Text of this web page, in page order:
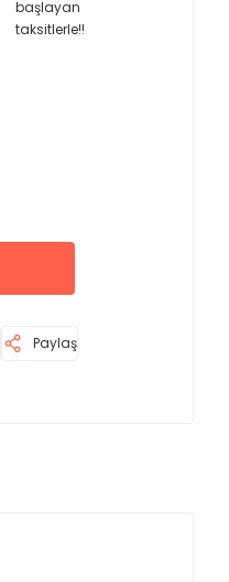
başlayan
taksitlerle!!
Paylaş